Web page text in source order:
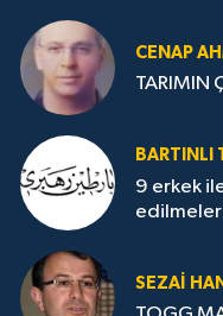
CENAP
TARIMIN
BARTINLI
9 erkek
SEZAI